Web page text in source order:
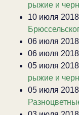
рыжие и
10 июля
06 июля
06 июля
05 июля
рыжие и
05 июля